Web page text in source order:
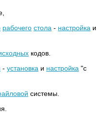
рабочего стола - настройка и
кодов.
- установка и настройка "с
системы.